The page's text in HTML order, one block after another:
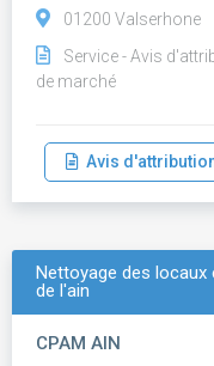
01200 Valserhone
Service - Avis
de marché
Avis
Nettoyage des locaux
de l'ain
CPAM AIN